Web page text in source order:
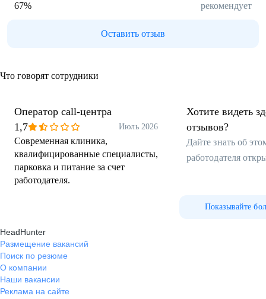
67% рекомендует
Оставить отзыв
Что говорят сотрудники
Оператор call-центра
1,7
Июль 2026
Современная клиника,
квалифицированные специалисты,
парковка и питание за счет
работодателя.
Хотите видеть
отзывов?
Дайте знать об
работодателя
Показывайте
HeadHunter
Размещение вакансий
Поиск по резюме
О компании
Наши вакансии
Реклама на сайте